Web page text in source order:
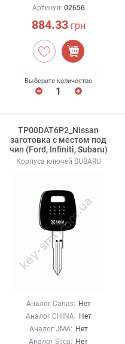
Артикул: 02656
884.33грн
Выберите количество
TP00DAT6P2_Nissan
заготовка с местом под
чип (Ford, Infiniti, Subaru)
Корпуса ключей SUBARU
Аналог Canas: Нет
Аналог CHINA: Нет
Аналог JMA: Нет
Аналог Silca: Нет